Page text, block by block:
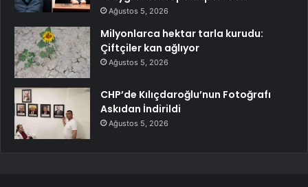
Ağustos 5, 2026
Milyonlarca hektar tarla kurudu:
Çiftçiler kan ağlıyor
Ağustos 5, 2026
CHP’de Kılıçdaroğlu’nun Fotoğrafı
Askıdan İndirildi
Ağustos 5, 2026